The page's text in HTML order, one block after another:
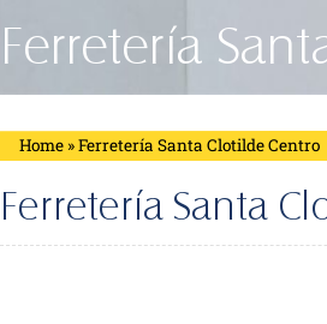
Ferretería
Home »Ferretería Santa Clotilde Centro
Ferretería Santa